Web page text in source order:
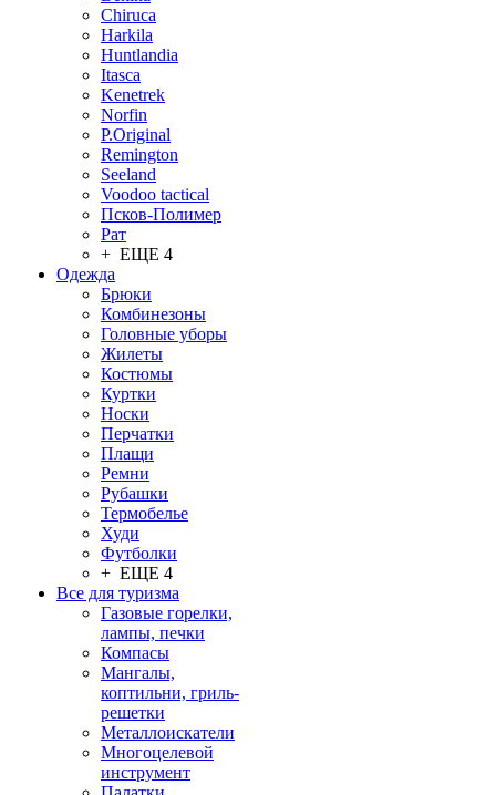
Chiruсa
Harkila
Huntlandia
Itasca
Kenetrek
Norfin
P.Original
Remington
Seeland
Voodoo tactical
Псков-Полимер
Рат
+ ЕЩЕ 4
Одежда
Брюки
Комбинезоны
Головные уборы
Жилеты
Костюмы
Куртки
Носки
Перчатки
Плащи
Ремни
Рубашки
Термобелье
Худи
Футболки
+ ЕЩЕ 4
Все для туризма
Газовые горелки,
лампы, печки
Компасы
Мангалы,
коптильни, гриль-
решетки
Металлоискатели
Многоцелевой
инструмент